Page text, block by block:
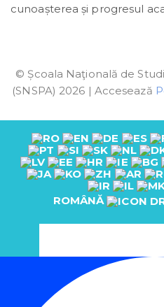
cunoașterea și progresul
© Școala Naţională de
(SNSPA) 2026 | Accesează
ROMÂNĂ